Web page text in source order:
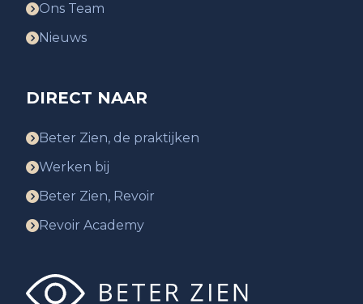
Ons Team
Nieuws
DIRECT NAAR
Beter Zien, de praktijken
Werken bij
Beter Zien, Revoir
Revoir Academy